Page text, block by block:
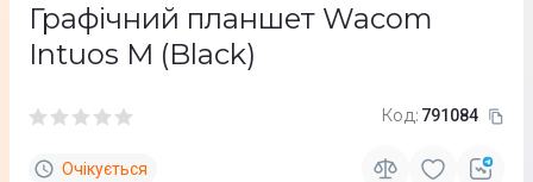
Графічний планшет Wacom
Intuos M (Black)
Код: 791084
Очікується